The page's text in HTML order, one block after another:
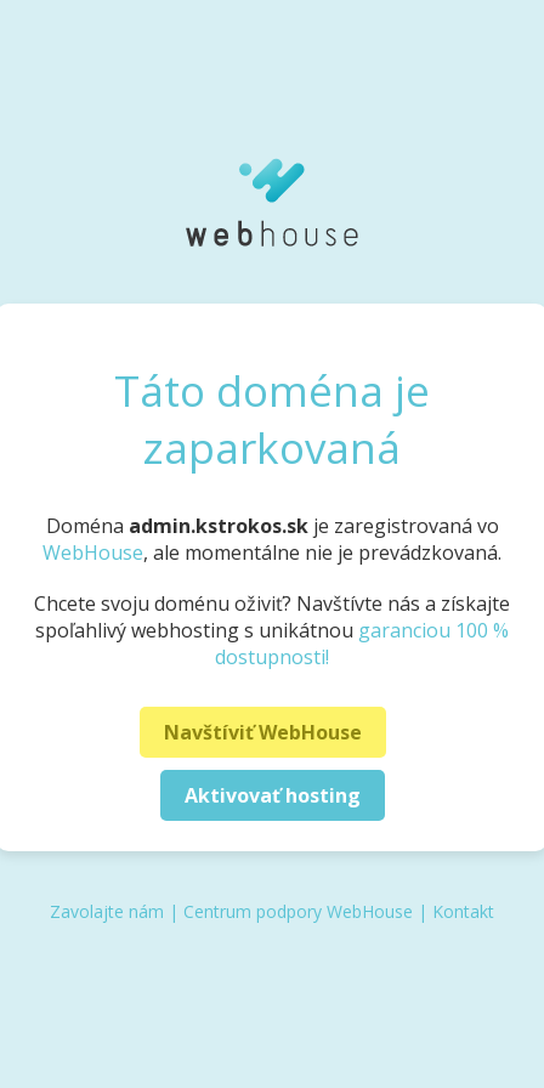
Táto doména je
zaparkovaná
Doména admin.kstrokos.skje zaregistrovaná vo
WebHouse, ale momentálne nie je prevádzkovaná.
Chcete svoju doménu oživiť? Navštívte nás a získajte
spoľahlivý webhosting s unikátnou garanciou 100 %
dostupnosti!
Navštíviť WebHouse
Aktivovať hosting
Zavolajte nám | Centrum podpory WebHouse | Kontakt